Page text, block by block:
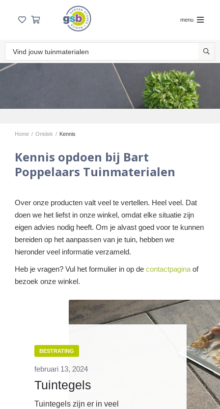
menu
Home / Ontdek / Kennis
Kennis opdoen bij Bart
Poppelaars Tuinmaterialen
Over onze producten valt veel te vertellen. Heel veel. Dat
doen we het liefst in onze winkel, omdat elke situatie zijn
eigen advies nodig heeft. Om je alvast goed voor te kunnen
bereiden op het aanpassen van je tuin, hebben we
hieronder veel informatie verzameld.
Heb je vragen? Vul het formulier in op de contactpagina of
bezoek onze winkel.
BESTRATING
februari 13, 2024
Tuintegels
Tuintegels zijn er in veel